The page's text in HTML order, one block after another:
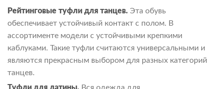
Рейтинговые туфли для танцев. Эта обувь
обеспечивает устойчивый контакт с полом. В
ассортименте модели с устойчивыми крепкими
каблуками. Такие туфли считаются универсальными и
являются прекрасным выбором для разных категорий
танцев.